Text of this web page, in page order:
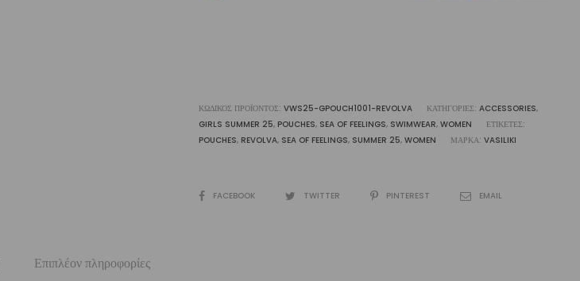
ΚΩΔΙΚΌΣ ΠΡΟΪΌΝΤΟΣ: VWS25-GPOUCH1001-REVOLVA ΚΑΤΗΓΟΡΊΕΣ: ACCESSORIES,
GIRLS SUMMER 25, POUCHES, SEA OF FEELINGS, SWIMWEAR, WOMEN
ΕΤΙΚΈΤΕΣ:
POUCHES, REVOLVA, SEA OF FEELINGS, SUMMER 25, WOMEN ΜΆΡΚΑ: VASILIKI
SHAREFACEBOOK TWITTER PINTEREST EMAIL
Επιπλέον πληροφορίες